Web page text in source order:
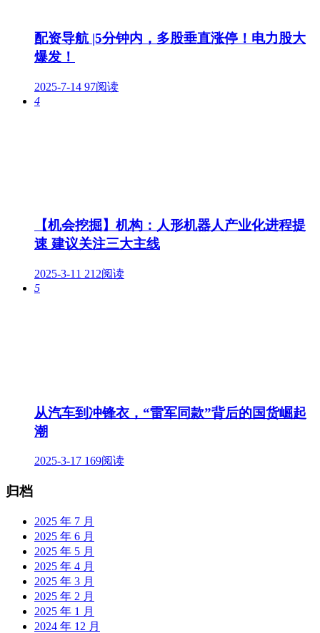
配资导航 |5分钟内，多股垂直涨停！电力股大
爆发！
2025-7-14 97阅读
4
【机会挖掘】机构：人形机器人产业化进程提
速 建议关注三大主线
2025-3-11 212阅读
5
从汽车到冲锋衣，“雷军同款”背后的国货崛起
潮
2025-3-17 169阅读
归档
2025 年 7 月
2025 年 6 月
2025 年 5 月
2025 年 4 月
2025 年 3 月
2025 年 2 月
2025 年 1 月
2024 年 12 月